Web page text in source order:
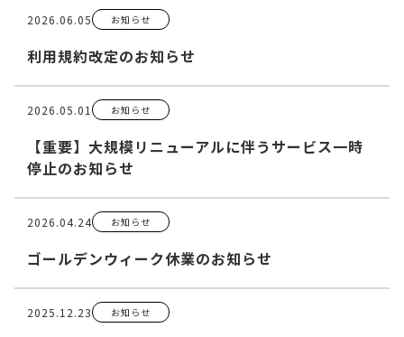
2026.06.05 お知らせ
利用規約改定のお知らせ
2026.05.01 お知らせ
【重要】大規模リニューアルに伴うサービス一時
停止のお知らせ
2026.04.24 お知らせ
ゴールデンウィーク休業のお知らせ
2025.12.23 お知らせ